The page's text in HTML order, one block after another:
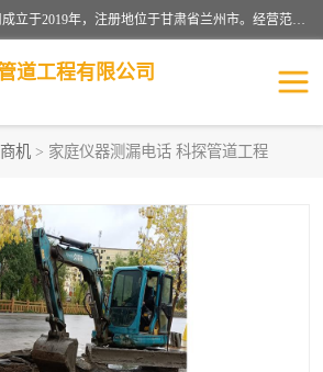
甘肃科探管道工程有限公司成立于2019年，注册地位于甘肃省兰州市。经营范围包括管道安装、清洗、疏通、维修、检测，防水工程，工程钻孔，化粪池清理，暖气安装，给排水管道安装维修，室内外管道如消防、供水、供热管道漏水检测定位，室内外防水堵漏等。
道工程有限公司
机 > 家庭仪器测漏电话 科探管道工程
消防管道漏水
排水管道漏水
管道疏通